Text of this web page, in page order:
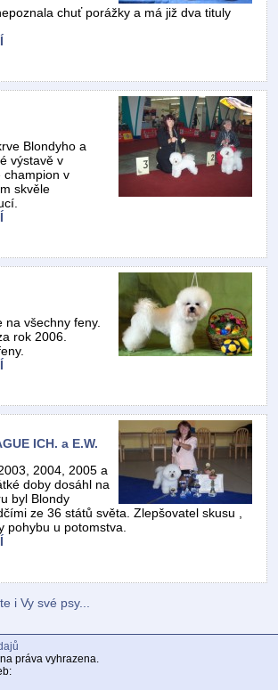
chuť porážky a má již dva tituly
Blondyho a
výstavě v
v
skvěle
všechny feny.
rok 2006.
ICH. a E.W.
2004, 2005 a
doby dosáhl na
byl Blondy
ze 36 států světa. Zlepšovatel skusu ,
pohybu u potomstva.
i Vy své psy...
práva vyhrazena.